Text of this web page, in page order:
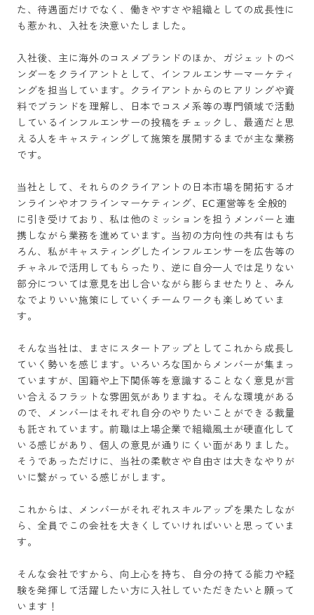
た、待遇面だけでなく、働きやすさや組織としての成長性に
も惹かれ、入社を決意いたしました。
入社後、主に海外のコスメブランドのほか、ガジェットのベ
ンダーをクライアントとして、インフルエンサーマーケティ
ングを担当しています。クライアントからのヒアリングや資
料でブランドを理解し、日本でコスメ系等の専門領域で活動
しているインフルエンサーの投稿をチェックし、最適だと思
える人をキャスティングして施策を展開するまでが主な業務
です。
当社として、それらのクライアントの日本市場を開拓するオ
ンラインやオフラインマーケティング、EC運営等を全般的
に引き受けており、私は他のミッションを担うメンバーと連
携しながら業務を進めています。当初の方向性の共有はもち
ろん、私がキャスティングしたインフルエンサーを広告等の
チャネルで活用してもらったり、逆に自分一人では足りない
部分については意見を出し合いながら膨らませたりと、みん
なでよりいい施策にしていくチームワークも楽しめていま
す。
そんな当社は、まさにスタートアップとしてこれから成長し
ていく勢いを感じます。いろいろな国からメンバーが集まっ
ていますが、国籍や上下関係等を意識することなく意見が言
い合えるフラットな雰囲気がありますね。そんな環境がある
ので、メンバーはそれぞれ自分のやりたいことができる裁量
も託されています。前職は上場企業で組織風土が硬直化して
いる感じがあり、個人の意見が通りにくい面がありました。
そうであっただけに、当社の柔軟さや自由さは大きなやりが
いに繋がっている感じがします。
これからは、メンバーがそれぞれスキルアップを果たしなが
ら、全員でこの会社を大きくしていければいいと思っていま
す。
そんな会社ですから、向上心を持ち、自分の持てる能力や経
験を発揮して活躍したい方に入社していただきたいと願って